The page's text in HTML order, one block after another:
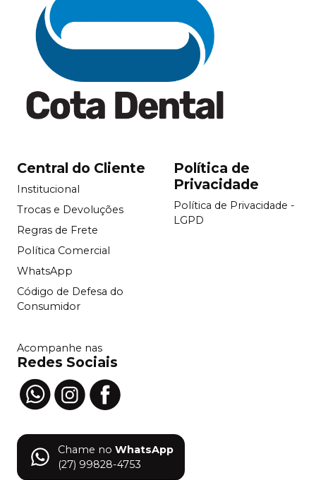
Central do Cliente
Institucional
Trocas e Devoluções
Regras de Frete
Política Comercial
WhatsApp
Código de Defesa do
Consumidor
Política de
Privacidade
Política de Privacidade -
LGPD
Acompanhe nas
Redes Sociais
Chame no WhatsApp
(27) 99828-4753